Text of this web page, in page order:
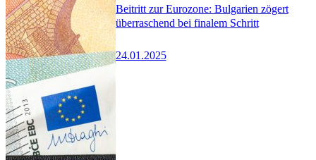
Beitritt zur Eurozone: Bulgarien zögert
überraschend bei finalem Schritt
24.01.2025